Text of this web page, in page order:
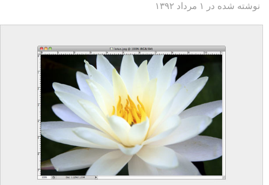
نوشته شده در ۱ مرداد ۱۳۹۲